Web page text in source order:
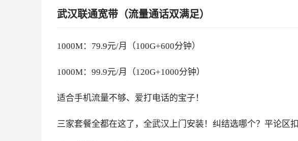
武汉联通宽带（流量通话双满足）
1000M：79.9元/月（100G+600分钟）
1000M：99.9元/月（120G+1000分钟）
适合手机流量不够、爱打电话的宝子！
三家套餐全都在这了，全武汉上门安装！纠结选哪个？平论区扣